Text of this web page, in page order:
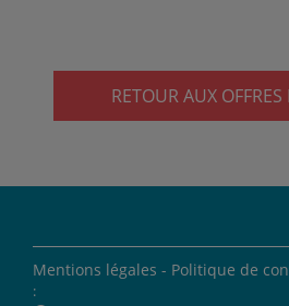
RETOUR AUX OFFRES
Mentions légales - Politique de
: